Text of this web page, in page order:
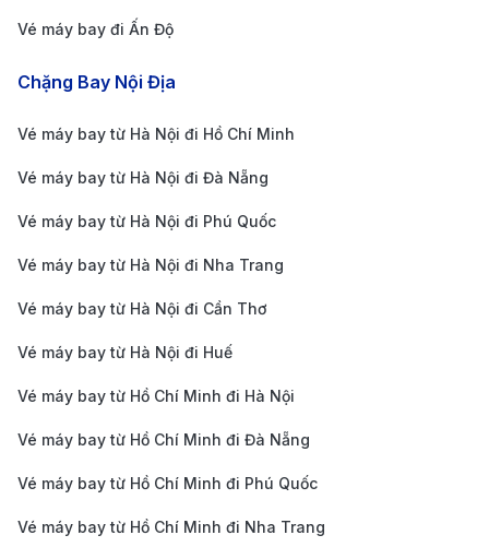
Sân bay Okayama có dịch vụ xe buýt tiện
khu vực lân cận. Xe buýt hoạt động thường xuyên,
dàng cho du khách.
Taxi:Là một lựa chọn linh hoạt và tiện nghi, mặc
dù giá cao hơn so với xe buýt. Thời gian di chuyển
thích hợp nếu bạn đi theo nhóm hoặc có nhiều
hành lý.
Xe thuê:Nếu bạn muốn tự do di chuyển và khám
Sân bay Okayama và sẽ giúp bạn di chuyển dễ
Vé máy bay đi Ấn Độ
Chặng Bay Nội Địa
Vé máy bay từ Hà Nội đi Hồ Chí Minh
Vé máy bay từ Hà Nội đi Đà Nẵng
Vé máy bay từ Hà Nội đi Phú Quốc
Vé máy bay từ Hà Nội đi Nha Trang
Vé máy bay từ Hà Nội đi Cần Thơ
Vé máy bay từ Hà Nội đi Huế
Vé máy bay từ Hồ Chí Minh đi Hà Nội
Vé máy bay từ Hồ Chí Minh đi Đà Nẵng
Vé máy bay từ Hồ Chí Minh đi Phú Quốc
Vé máy bay từ Hồ Chí Minh đi Nha Trang